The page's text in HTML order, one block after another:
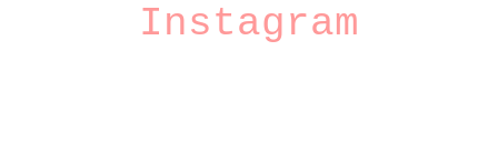
Instagram